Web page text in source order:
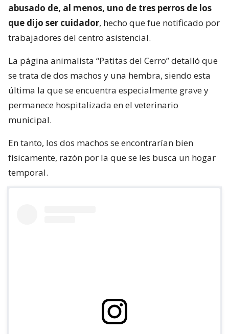
abusado de, al menos, uno de tres perros de los
que dijo ser cuidador, hecho que fue notificado por
trabajadores del centro asistencial.
La página animalista “Patitas del Cerro” detalló que
se trata de dos machos y una hembra, siendo esta
última la que se encuentra especialmente grave y
permanece hospitalizada en el veterinario
municipal.
En tanto, los dos machos se encontrarían bien
físicamente, razón por la que se les busca un hogar
temporal.